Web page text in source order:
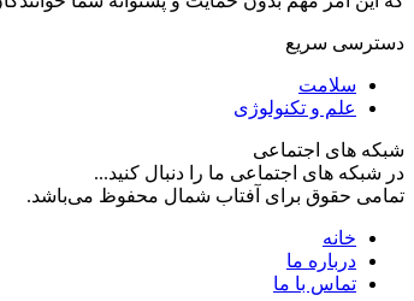
دسترسی سریع
سلامت
علم و تکنولوژی
شبکه های اجتماعی
در شبکه های اجتماعی ما را دنبال کنید...
تمامی حقوق برای آفتاب شمال محفوظ می‌باشد.
خانه
درباره ما
تماس با ما